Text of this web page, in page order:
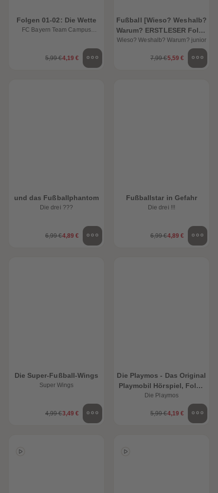
Folgen 01-02: Die Wette
FC Bayern Team Campus
5,99 €4,19 €
Fußball [Wieso? Weshalb?
Warum? ERSTLESER Folge
7]
Wieso? Weshalb? Warum? junior
7,99 €5,59 €
und das Fußballphantom
Die drei ???
6,99 €4,89 €
Fußballstar in Gefahr
Die drei !!!
6,99 €4,89 €
Die Super-Fußball-Wings
Super Wings
4,99 €3,49 €
Die Playmos - Das Original
Playmobil Hörspiel, Folge
51: Im Fussballfieber!
Die Playmos
5,99 €4,19 €